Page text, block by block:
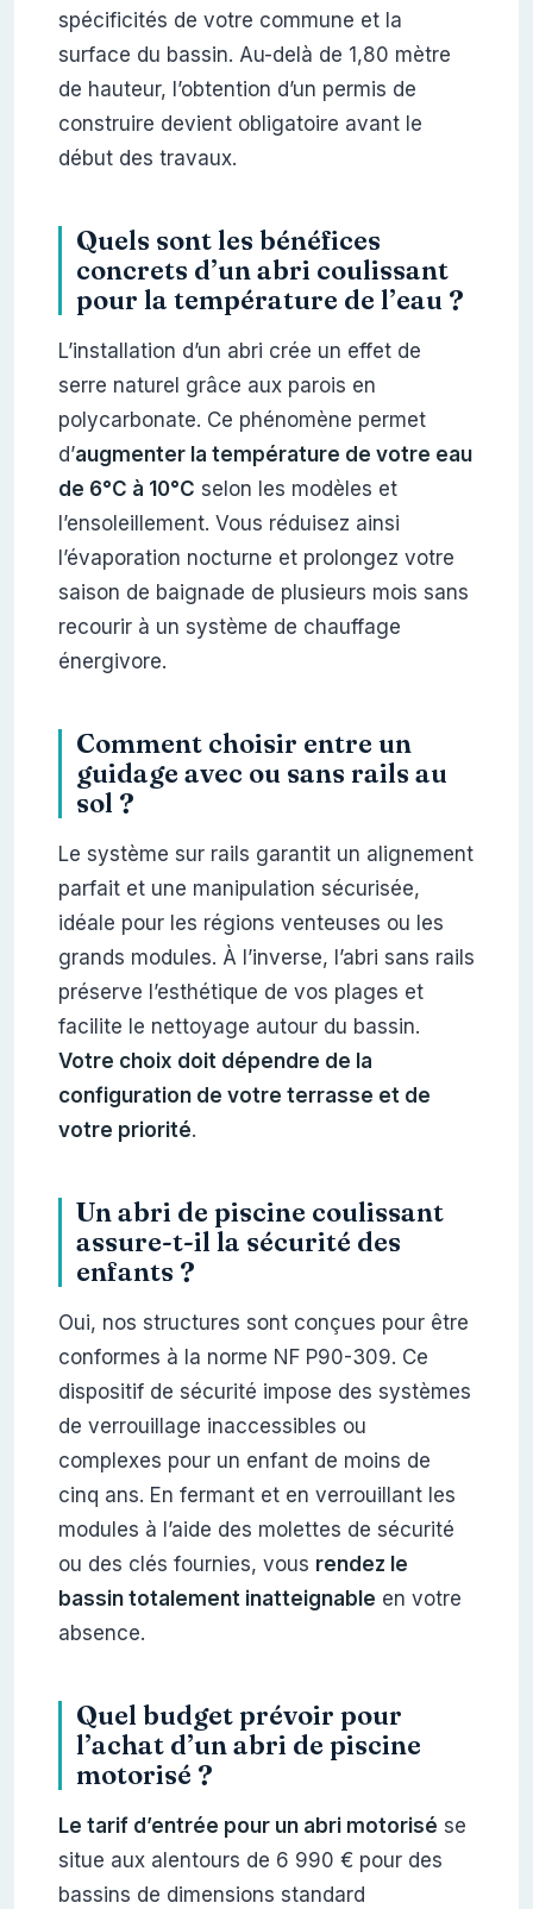
spécificités de votre commune et la
surface du bassin. Au-delà de 1,80 mètre
de hauteur, l’obtention d’un permis de
construire devient obligatoire avant le
début des travaux.
Quels sont les bénéfices
concrets d’un abri coulissant
pour la température de l’eau ?
L’installation d’un abri crée un effet de
serre naturel grâce aux parois en
polycarbonate. Ce phénomène permet
d’augmenter la température de votre eau
de 6°C à 10°C selon les modèles et
l’ensoleillement. Vous réduisez ainsi
l’évaporation nocturne et prolongez votre
saison de baignade de plusieurs mois sans
recourir à un système de chauffage
énergivore.
Comment choisir entre un
guidage avec ou sans rails au
sol ?
Le système sur rails garantit un alignement
parfait et une manipulation sécurisée,
idéale pour les régions venteuses ou les
grands modules. À l’inverse, l’abri sans rails
préserve l’esthétique de vos plages et
facilite le nettoyage autour du bassin.
Votre choix doit dépendre de la
configuration de votre terrasse et de
votre priorité.
Un abri de piscine coulissant
assure-t-il la sécurité des
enfants ?
Oui, nos structures sont conçues pour être
conformes à la norme NF P90-309. Ce
dispositif de sécurité impose des systèmes
de verrouillage inaccessibles ou
complexes pour un enfant de moins de
cinq ans. En fermant et en verrouillant les
modules à l’aide des molettes de sécurité
ou des clés fournies, vous rendez le
bassin totalement inatteignable en votre
absence.
Quel budget prévoir pour
l’achat d’un abri de piscine
motorisé ?
Le tarif d’entrée pour un abri motorisé se
situe aux alentours de 6 990 € pour des
bassins de dimensions standard